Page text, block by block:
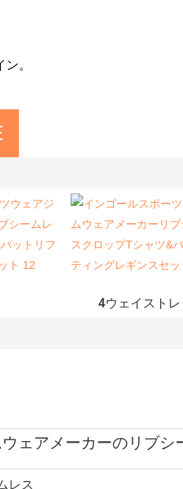
。
4ウェイスト
ウェアメーカーのリブシ
レス